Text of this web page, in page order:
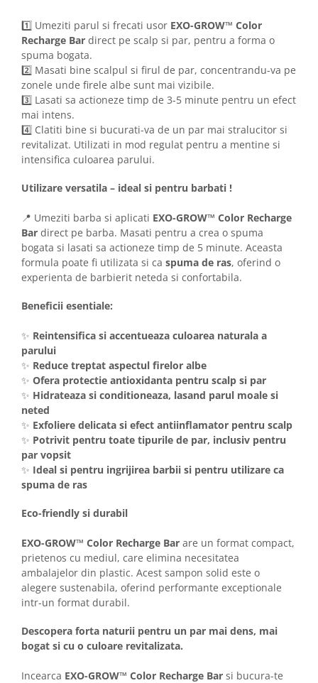
1️⃣ Umeziti parul si frecati usor EXO-GROW™ Color
Recharge Bar direct pe scalp si par, pentru a forma o
spuma bogata.
2️⃣ Masati bine scalpul si firul de par, concentrandu-va pe
zonele unde firele albe sunt mai vizibile.
3️⃣ Lasati sa actioneze timp de 3-5 minute pentru un efect
mai intens.
4️⃣ Clatiti bine si bucurati-va de un par mai stralucitor si
revitalizat. Utilizati in mod regulat pentru a mentine si
intensifica culoarea parului.
Utilizare versatila – ideal si pentru barbati !
📍 Umeziti barba si aplicati EXO-GROW™ Color Recharge
Bar direct pe barba. Masati pentru a crea o spuma
bogata si lasati sa actioneze timp de 5 minute. Aceasta
formula poate fi utilizata si ca spuma de ras, oferind o
experienta de barbierit neteda si confortabila.
Beneficii esentiale:
✨ Reintensifica si accentueaza culoarea naturala a
parului
✨ Reduce treptat aspectul firelor albe
✨ Ofera protectie antioxidanta pentru scalp si par
✨ Hidrateaza si conditioneaza, lasand parul moale si
neted
✨ Exfoliere delicata si efect antiinflamator pentru scalp
✨ Potrivit pentru toate tipurile de par, inclusiv pentru
par vopsit
✨ Ideal si pentru ingrijirea barbii si pentru utilizare ca
spuma de ras
Eco-friendly si durabil
EXO-GROW™ Color Recharge Bar are un format compact,
prietenos cu mediul, care elimina necesitatea
ambalajelor din plastic. Acest sampon solid este o
alegere sustenabila, oferind performante exceptionale
intr-un format durabil.
Descopera forta naturii pentru un par mai dens, mai
bogat si cu o culoare revitalizata.
Incearca EXO-GROW™ Color Recharge Bar si bucura-te